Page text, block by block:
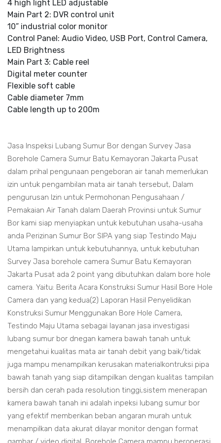
4 high light LED adjustable
Main Part 2: DVR control unit
10” industrial color monitor
Control Panel: Audio Video, USB Port, Control Camera,
LED Brightness
Main Part 3: Cable reel
Digital meter counter
Flexible soft cable
Cable diameter 7mm
Cable length up to 200m
Jasa Inspeksi Lubang Sumur Bor dengan Survey Jasa
Borehole Camera Sumur Batu Kemayoran Jakarta Pusat
dalam prihal pengunaan pengeboran air tanah memerlukan
izin untuk pengambilan mata air tanah tersebut, Dalam
pengurusan Izin untuk Permohonan Pengusahaan /
Pemakaian Air Tanah dalam Daerah Provinsi untuk Sumur
Bor kami siap menyiapkan untuk kebutuhan usaha-usaha
anda Perizinan Sumur Bor SIPA yang siap Testindo Maju
Utama lampirkan untuk kebutuhannya, untuk kebutuhan
Survey Jasa borehole camera Sumur Batu Kemayoran
Jakarta Pusat ada 2 point yang dibutuhkan dalam bore hole
camera. Yaitu: Berita Acara Konstruksi Sumur Hasil Bore Hole
Camera dan yang kedua(2) Laporan Hasil Penyelidikan
Konstruksi Sumur Menggunakan Bore Hole Camera,
Testindo Maju Utama sebagai layanan jasa investigasi
lubang sumur bor dnegan kamera bawah tanah untuk
mengetahui kualitas mata air tanah debit yang baik/tidak
juga mampu menampilkan kerusakan materialkontruksi pipa
bawah tanah yang siap ditampilkan dengan kualitas tampilan
bersih dan cerah pada resolution tinggi,sistem menerapan
kamera bawah tanah ini adalah inpeksi lubang sumur bor
yang efektif memberikan beban angaran murah untuk
menampilkan data akurat dilayar monitor dengan format